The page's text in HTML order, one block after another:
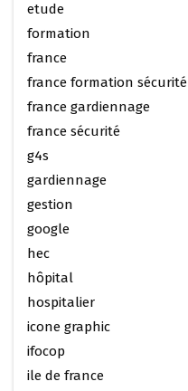
etude
formation
france
france formation sécurité
france gardiennage
france sécurité
g4s
gardiennage
gestion
google
hec
hôpital
hospitalier
icone graphic
ifocop
ile de france